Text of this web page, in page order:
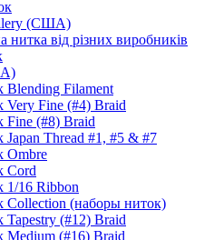
(США)
нитка від різних виробників
Blending Filament
Very Fine (#4) Braid
Fine (#8) Braid
Japan Thread #1, #5 & #7
Ombre
Cord
1/16 Ribbon
Collection (наборы ниток)
Tapestry (#12) Braid
Medium (#16) Braid